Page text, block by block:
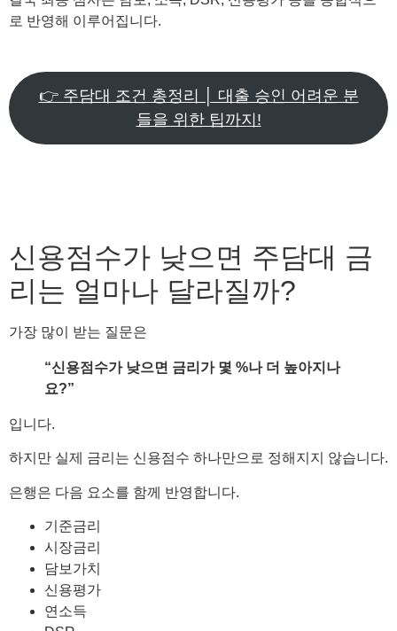
로 반영해 이루어집니다.
👉 주담대 조건 총정리 │ 대출 승인 어려운 분
들을 위한 팁까지!
신용점수가 낮으면 주담대 금
리는 얼마나 달라질까?
가장 많이 받는 질문은
“신용점수가 낮으면 금리가 몇 %나 더 높아지나
요?”
입니다.
하지만 실제 금리는 신용점수 하나만으로 정해지지 않습니다.
은행은 다음 요소를 함께 반영합니다.
기준금리
시장금리
담보가치
신용평가
연소득